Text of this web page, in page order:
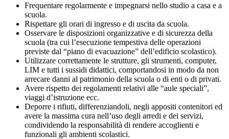
Frequentare regolarmente e impegnarsi nello studio a casa e a
scuola.
Rispettare gli orari di ingresso e di uscita da scuola.
Osservare le disposizioni organizzative e di sicurezza della
scuola (tra cui l’esecuzione tempestiva delle operazioni
previste dal “piano di evacuazione” dell’edificio scolastico).
Utilizzare correttamente le strutture, gli strumenti, computer,
LIM e tutti i sussidi didattici, comportandosi in modo da non
arrecare danni al patrimonio della scuola o di enti o di privati.
Avere rispetto dei regolamenti relativi alle “aule speciali”,
viaggi d’istruzione ecc.
Deporre i rifiuti, differenziandoli, negli appositi contenitori ed
avere la massima cura nell’uso degli arredi e dei servizi,
condividendo la responsabilità di rendere accoglienti e
funzionali gli ambienti scolastici.